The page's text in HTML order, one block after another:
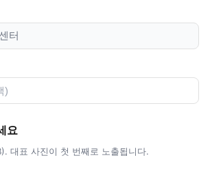
요
대표 사진이 첫 번째로 노출됩니다.